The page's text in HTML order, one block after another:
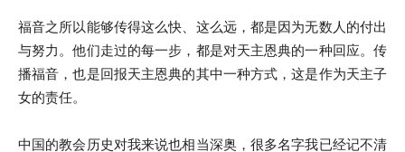
福音之所以能够传得这么快、这么远，都是因为无数人的付出
与努力。他们走过的每一步，都是对天主恩典的一种回应。传
播福音，也是回报天主恩典的其中一种方式，这是作为天主子
女的责任。
中国的教会历史对我来说也相当深奥，很多名字我已经记不清